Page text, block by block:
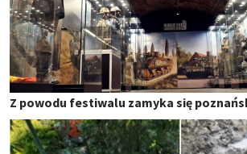
Z powodu festiwalu zamyka się